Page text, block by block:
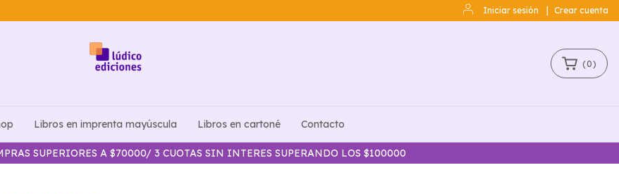
Iniciar sesión Crear cuenta
SUPERIORES A $70000/ 3 CUOTAS SIN INTERES SUPERANDO LOS $100000
(0)
Libros en imprenta mayúscula Libros en cartoné Contacto